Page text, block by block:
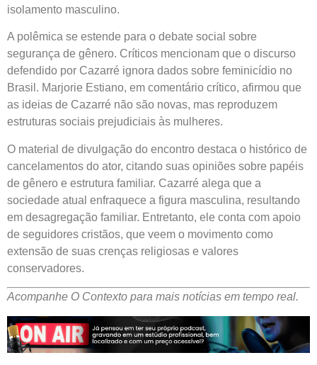
isolamento masculino.
A polêmica se estende para o debate social sobre
segurança de gênero. Críticos mencionam que o discurso
defendido por Cazarré ignora dados sobre feminicídio no
Brasil. Marjorie Estiano, em comentário crítico, afirmou que
as ideias de Cazarré não são novas, mas reproduzem
estruturas sociais prejudiciais às mulheres.
O material de divulgação do encontro destaca o histórico de
cancelamentos do ator, citando suas opiniões sobre papéis
de gênero e estrutura familiar. Cazarré alega que a
sociedade atual enfraquece a figura masculina, resultando
em desagregação familiar. Entretanto, ele conta com apoio
de seguidores cristãos, que veem o movimento como
extensão de suas crenças religiosas e valores
conservadores.
Acompanhe O Contexto para mais notícias em tempo real.